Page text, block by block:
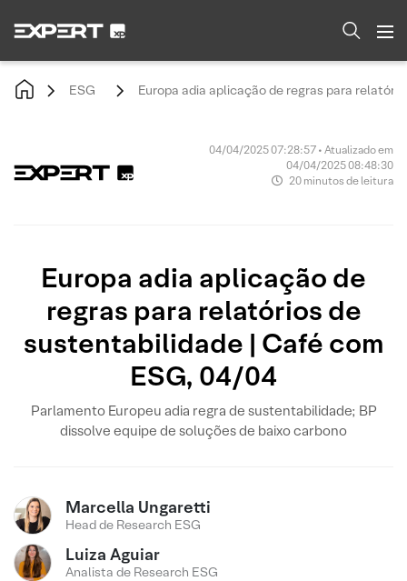
ESG Europa adia aplicação de regras para
04/04/2025 07:28:57 • Atualizado em
04/04/2025 08:48:30
20 minutos de leitura
Europa adia aplicação de
regras para relatórios de
sustentabilidade | Café com
ESG, 04/04
Parlamento Europeu adia regra de sustentabilidade; BP
dissolve equipe de soluções de baixo carbono
Marcella Ungaretti
Head de Research ESG
Luiza Aguiar
Analista de Research ESG